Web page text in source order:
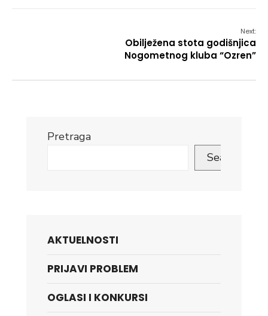
Next:
Obilježena stota godišnjica
Nogometnog kluba “Ozren”
Pretraga
Search
AKTUELNOSTI
PRIJAVI PROBLEM
OGLASI I KONKURSI